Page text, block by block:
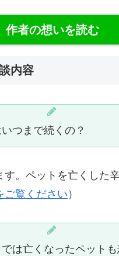
作者の想いを読む
内容
つまで続くの？
す。ペットを亡くした
ご覧ください ）
は亡くなったペット